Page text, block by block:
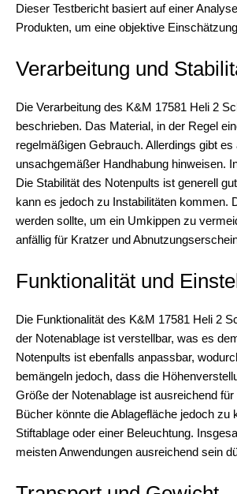
Dieser Testbericht basiert auf einer
Produkten, um eine objektive
Verarbeitung und
Die Verarbeitung des K&M 17581 Heli 2
beschrieben. Das Material, in der Regel
regelmäßigen Gebrauch. Allerdings gibt
unsachgemäßer Handhabung hinweisen.
Die Stabilität des Notenpults ist generell
kann es jedoch zu Instabilitäten kommen.
werden sollte, um ein Umkippen zu
anfällig für Kratzer und
Funktionalität und
Die Funktionalität des K&M 17581 Heli 2
der Notenablage ist verstellbar, was es
Notenpults ist ebenfalls anpassbar,
bemängeln jedoch, dass die
Größe der Notenablage ist ausreichend
Bücher könnte die Ablagefläche jedoch
Stiftablage oder einer Beleuchtung.
meisten Anwendungen ausreichend sein